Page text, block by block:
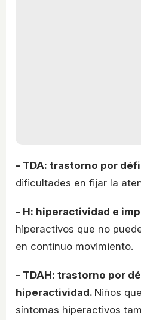
- TDA: trastorno por
dificultades en fijar la
- H: hiperactividad e
hiperactivos que no
en continuo movimiento.
- TDAH: trastorno por
hiperactividad. Niños
síntomas hiperactivos